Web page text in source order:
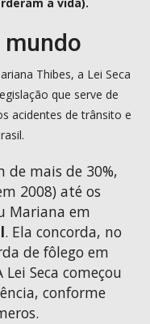
a vida).
mundo
Thibes, a Lei Seca
que serve de
acidentes de trânsito e
de mais de 30%,
2008) até os
Mariana em
. Ela concorda, no
de fôlego em
Seca começou
conforme